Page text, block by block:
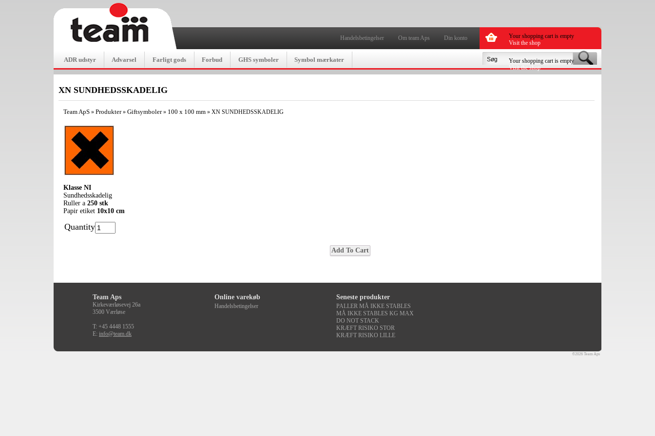
Handelsbetingelser Om team Aps Din konto
Your shopping cart is empty
Visit the shop
Your shopping cart is empty
Visit the shop
ADR udstyr Advarsel Farligt gods Forbud GHS symboler Symbol mærkater
XN SUNDHEDSSKADELIG
Team ApS » Produkter» Giftsymboler» 100 x 100 mm » XN SUNDHEDSSKADELIG
Klasse NI
Sundhedsskadelig
Ruller a 250 stk
Papir etiket 10x10 cm
Quantity
Team Aps
Kirkeværløsevej 26a
3500 Værløse
T: +45 4448 1555
E: info@team.dk
Online varekøb
Handelsbetingelser
Seneste produkter
PALLER MÅ IKKE STABLES
MÅ IKKE STABLES KG MAX
DO NOT STACK
KRÆFT RISIKO STOR
KRÆFT RISIKO LILLE
©2026 Team Aps